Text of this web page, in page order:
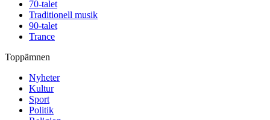
70-talet
Traditionell musik
90-talet
Trance
Toppämnen
Nyheter
Kultur
Sport
Politik